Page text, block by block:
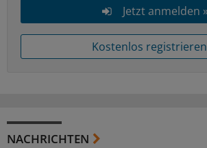
Jetzt anmelden
Kostenlos
NACHRICHTEN